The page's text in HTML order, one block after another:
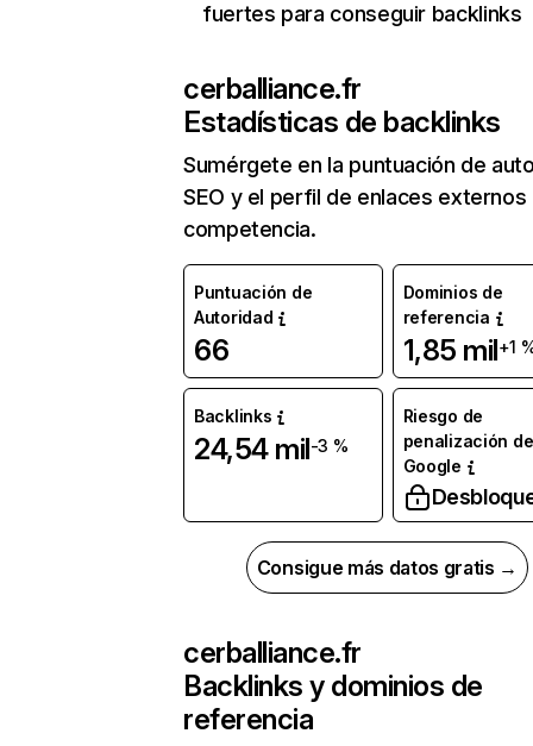
fuertes para conseguir backlinks
cerballiance.fr
Estadísticas de backlinks
Sumérgete en la puntuación de
SEO y el perfil de enlaces externos
competencia.
Puntuación de
Autoridad
66
Dominios de
referencia
1,85 mil+1
Backlinks
24,54 mil-3 %
Riesgo de
penalización de
Google
Consigue más datos gratis →
cerballiance.fr
Backlinks y dominios de
referencia